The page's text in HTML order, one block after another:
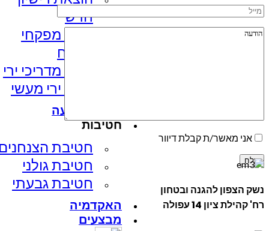
חדש
קורס מפקחי
מטווח
קורס מדריכי ירי
קורס ירי מעשי
מועדון קליעה
חטיבות
חטיבת
חטיבת גולני
חטיבת גבעתי
האקדמיה
מבצעים
אני מאשר/ת קבלת דיוור
נשק הצפון להגנה ובטחון
רח' קהילת ציון 14 עפולה